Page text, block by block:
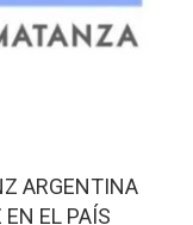
ARGENTINA
EL PAÍS